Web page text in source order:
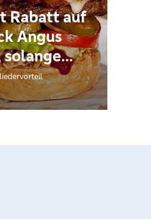
Rabatt auf
Angus
solange
5 %
bei